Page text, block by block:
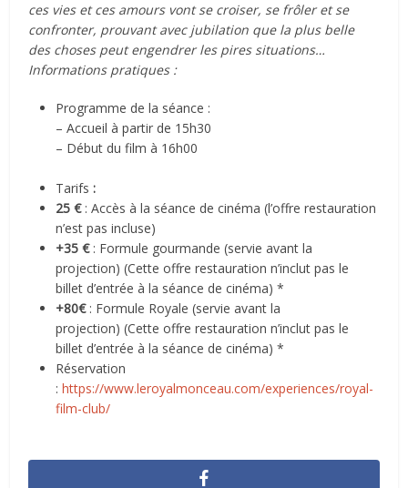
ces vies et ces amours vont se croiser, se frôler et se
confronter, prouvant avec jubilation que la plus belle
des choses peut engendrer les pires situations…
Informations pratiques :
Programme de la séance :
– Accueil à partir de 15h30
– Début du film à 16h00
Tarifs:
25 €: Accès à la séance de cinéma (l’offre restauration
n’est pas incluse)
+35 €: Formule gourmande (servie avant la
projection) (Cette offre restauration n’inclut pas le
billet d’entrée à la séance de cinéma) *
+80€: Formule Royale (servie avant la
projection) (Cette offre restauration n’inclut pas le
billet d’entrée à la séance de cinéma) *
Réservation
:https://www.leroyalmonceau.com/experiences/royal-
film-club/